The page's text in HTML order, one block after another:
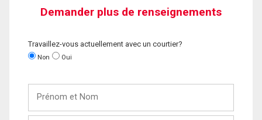
Demander plus de renseignements
Travaillez-vous actuellement avec un courtier?
Non Oui
Nom